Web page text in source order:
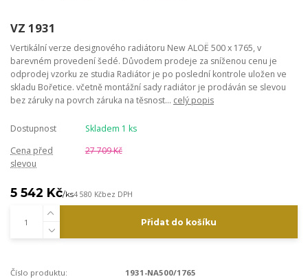
VZ 1931
Vertikální verze designového radiátoru New ALOË 500 x 1765, v
barevném provedení šedé. Důvodem prodeje za sníženou cenu je
odprodej vzorku ze studia Radiátor je po poslední kontrole uložen ve
skladu Bořetice. včetně montážní sady radiátor je prodáván se slevou
bez záruky na povrch záruka na těsnost... celý popis
Dostupnost
Skladem 1 ks
Cena před
slevou
27 709 Kč
5 542 Kč/ks4 580 Kčbez DPH
Přidat do košíku
Číslo produktu:
1931-NA500/1765